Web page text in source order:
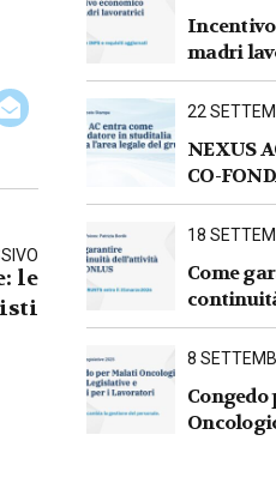
le
imprese
madri
nuove
requisiti
22
NEXUS
CO-
L’AREA
18
Come
per le
al
8